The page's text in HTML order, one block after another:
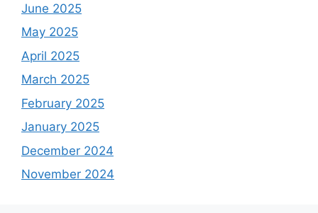
June 2025
May 2025
April 2025
March 2025
February 2025
January 2025
December 2024
November 2024